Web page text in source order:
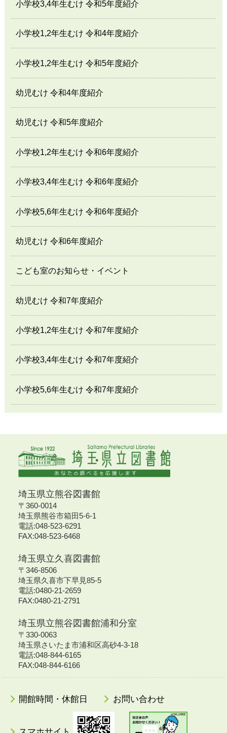
小学校3,4年生むけ 令和5年度紹介
小学校1,2年生むけ 令和4年度紹介
小学校1,2年生むけ 令和5年度紹介
幼児むけ 令和4年度紹介
幼児むけ 令和5年度紹介
小学校1,2年生むけ 令和6年度紹介
小学校3,4年生むけ 令和6年度紹介
小学校5,6年生むけ 令和6年度紹介
幼児むけ 令和6年度紹介
こども室のお知らせ・イベント
幼児むけ 令和7年度紹介
小学校1,2年生むけ 令和7年度紹介
小学校3,4年生むけ 令和7年度紹介
小学校5,6年生むけ 令和7年度紹介
埼玉県立熊谷図書館
〒360-0014
埼玉県熊谷市箱田5-6-1
電話:048-523-6291
FAX:048-523-6468
埼玉県立久喜図書館
〒346-8506
埼玉県久喜市下早見85-5
電話:0480-21-2659
FAX:0480-21-2791
埼玉県立熊谷図書館浦和分室
〒330-0063
埼玉県さいたま市浦和区高砂4-3-18
電話:048-844-6165
FAX:048-844-6166
開館時間・休館日 お問い合わせ